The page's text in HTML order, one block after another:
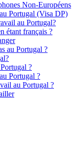
Non-Européens
Portugal (Visa DP)
au Portugal?
étant français ?
au Portugal ?
?
Portugal ?
au Portugal ?